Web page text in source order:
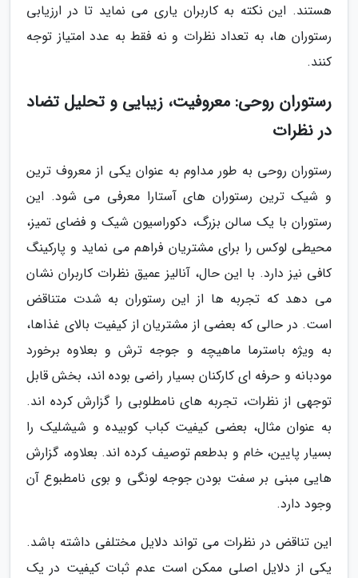
هستند. این نکته به کاربران یاری می نماید تا در ارزیابی
رستوران ها، به تعداد نظرات و نه فقط به عدد امتیاز توجه
کنند.
رستوران روحی: معروفیت، زیبایی و تحلیل تضاد
در نظرات
رستوران روحی به طور مداوم به عنوان یکی از معروف ترین
و شیک ترین رستوران های آستارا معرفی می شود. این
رستوران با یک سالن بزرگ، دکوراسیون شیک و فضای تمیز،
محیطی لوکس را برای مشتریان فراهم می نماید و پارکینگ
کافی نیز دارد. با این حال، آنالیز عمیق نظرات کاربران نشان
می دهد که تجربه ها از این رستوران به شدت متناقض
است. در حالی که بعضی از مشتریان از کیفیت بالای غذاها،
به ویژه باسترما ماهیچه و جوجه ترش و بعلاوه برخورد
مودبانه و حرفه ای کارکنان بسیار راضی بوده اند، بخش قابل
توجهی از نظرات، تجربه های نامطلوبی را گزارش کرده اند.
به عنوان مثال، بعضی کیفیت کباب کوبیده و شیشلیک را
بسیار پایین، خام و بدطعم توصیف کرده اند. بعلاوه، گزارش
هایی مبنی بر سفت بودن جوجه لونگی و بوی نامطبوع آن
وجود دارد.
این تناقض در نظرات می تواند دلایل مختلفی داشته باشد.
یکی از دلایل اصلی ممکن است عدم ثبات کیفیت در یک